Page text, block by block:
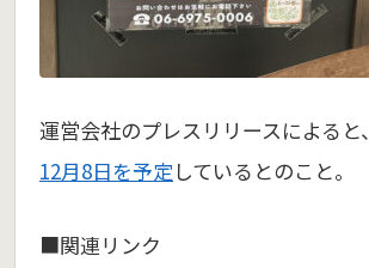
運営会社のプレスリリースによると、
12月8日を予定しているとのこと。
■関連リンク